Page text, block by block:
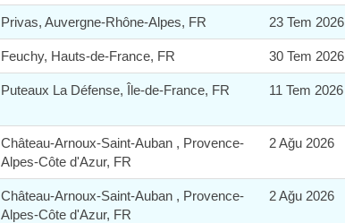
Privas, Auvergne-Rhône-Alpes, FR 23 Tem 2026
Feuchy, Hauts-de-France, FR 30 Tem 2026
Puteaux La Défense, Île-de-France, FR 11 Tem 2026
Château-Arnoux-Saint-Auban , Provence-
Alpes-Côte d'Azur, FR
2 Ağu 2026
Château-Arnoux-Saint-Auban , Provence-
Alpes-Côte d'Azur, FR
2 Ağu 2026